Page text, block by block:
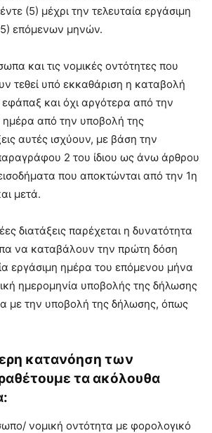
(5) μέχρι την τελευταία εργάσιμη
επόμενων μηνών.
και τις νομικές οντότητες που
τεθεί υπό εκκαθάριση η καταβολή
εφάπαξ και όχι αργότερα από την
ημέρα από την υποβολή της
αυτές ισχύουν, με βάση την
2 του ίδιου ως άνω άρθρου
που αποκτώνται από την 1η
μετά.
διατάξεις παρέχεται η δυνατότητα
να καταβάλουν την πρώτη δόση
εργάσιμη ημέρα του επόμενου μήνα
ημερομηνία υποβολής της δήλωσης
με την υποβολή της δήλωσης, όπως
κατανόηση των
τα ακόλουθα
νομική οντότητα με φορολογικό